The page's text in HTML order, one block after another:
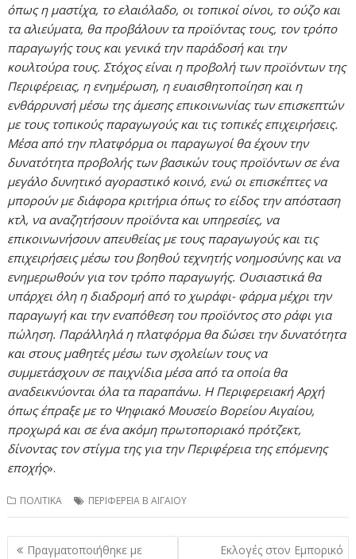
όπως η μαστίχα, το ελαιόλαδο, οι τοπικοί οίνοι, το ούζο και
τα αλιεύματα, θα προβάλουν τα προϊόντας τους, τον τρόπο
παραγωγής τους και γενικά την παράδοσή και την
κουλτούρα τους. Στόχος είναι η προβολή των προϊόντων της
Περιφέρειας, η ενημέρωση, η ευαισθητοποίηση και η
ενθάρρυνσή μέσω της άμεσης επικοινωνίας των επισκεπτών
με τους τοπικούς παραγωγούς και τις τοπικές επιχειρήσεις.
Μέσα από την πλατφόρμα οι παραγωγοί θα έχουν την
δυνατότητα προβολής των βασικών τους προϊόντων σε ένα
μεγάλο δυνητικό αγοραστικό κοινό, ενώ οι επισκέπτες να
μπορούν με διάφορα κριτήρια όπως το είδος την απόσταση
κτλ, να αναζητήσουν προϊόντα και υπηρεσίες, να
επικοινωνήσουν απευθείας με τους παραγωγούς και τις
επιχειρήσεις μέσω του βοηθού τεχνητής νοημοσύνης και να
ενημερωθούν για τον τρόπο παραγωγής. Ουσιαστικά θα
υπάρχει όλη η διαδρομή από το χωράφι- φάρμα μέχρι την
παραγωγή και την εναπόθεση του προϊόντος στο ράφι για
πώληση. Παράλληλά η πλατφόρμα θα δώσει την δυνατότητα
και στους μαθητές μέσω των σχολείων τους να
συμμετάσχουν σε παιχνίδια μέσα από τα οποία θα
αναδεικνύονται όλα τα παραπάνω. Η Περιφερειακή Αρχή
όπως έπραξε με το Ψηφιακό Μουσείο Βορείου Αιγαίου,
προχωρά και σε ένα ακόμη πρωτοποριακό πρότζεκτ,
δίνοντας τον στίγμα της για την Περιφέρεια της επόμενης
εποχής».
ΠΟΛΙΤΙΚΑ ΠΕΡΙΦΕΡΕΙΑ Β ΑΙΓΑΙΟΥ
Πλοήγηση
Πραγματοποιήθηκε με Εκλογές στον Εμπορικό